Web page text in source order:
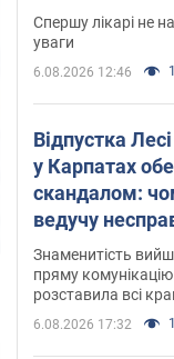
"агресивний"
Спершу лікарі не
уваги
6.08.2026 12:46
Відпустка
у Карпатах
скандалом:
ведучу
захейтили
Знаменитість
пряму
розставила всі
6.08.2026 17:32